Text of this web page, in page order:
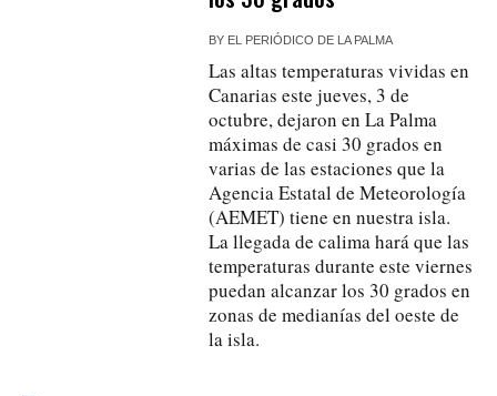
BY EL PERIÓDICO DE LA PALMA
Las altas temperaturas vividas en
Canarias este jueves, 3 de
octubre, dejaron en La Palma
máximas de casi 30 grados en
varias de las estaciones que la
Agencia Estatal de Meteorología
(AEMET) tiene en nuestra isla.
La llegada de calima hará que las
temperaturas durante este viernes
puedan alcanzar los 30 grados en
zonas de medianías del oeste de
la isla.